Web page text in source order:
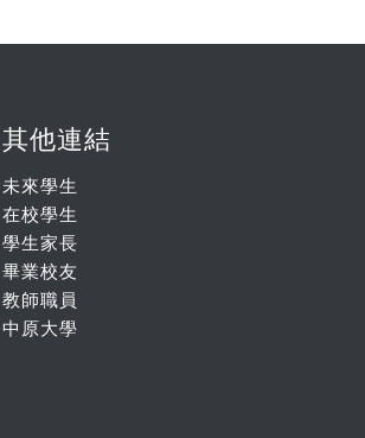
其他連結
未來學生
在校學生
學生家長
畢業校友
教師職員
中原大學